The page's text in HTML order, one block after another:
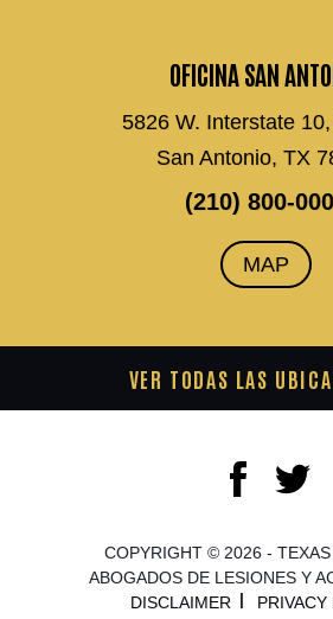
OFICINA SAN
5826 W. Interstate
San Antonio, TX
(210) 800-
MAP
VER TODAS LAS
COPYRIGHT © 2026 - TEXAS
ABOGADOS DE LESIONES Y
DISCLAIMER